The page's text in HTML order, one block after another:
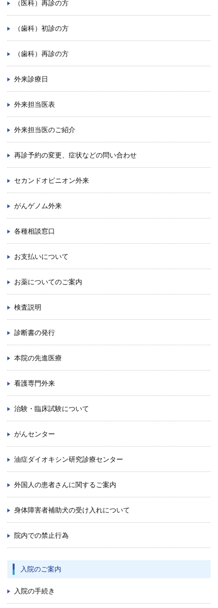
学内向け情報
ご意見
採用情報
本院の先進医療
内視鏡外科手術
最新の歯科治療
関連リンク
サイトマップ
TEL.092-641-1151（代表）
TEL.092-642-5163（時間外受付）
初 診／8：30～11：00
再 診／8：15～17：00（自動再来受付機）
8：20～17：00 （窓口受付）
駐車場
九州大学病院基金についてご寄付のお願い
（医科）再診の方
（歯科）初診の方
（歯科）再診の方
外来診療日
外来担当医表
外来担当医のご紹介
再診予約の変更、症状などの問い合わせ
セカンドオピニオン外来
がんゲノム外来
各種相談窓口
お支払いについて
お薬についてのご案内
検査説明
診断書の発行
本院の先進医療
看護専門外来
治験・臨床試験について
がんセンター
油症ダイオキシン研究診療センター
外国人の患者さんに関するご案内
身体障害者補助犬の受け入れについて
院内での禁止行為
入院のご案内
入院の手続き